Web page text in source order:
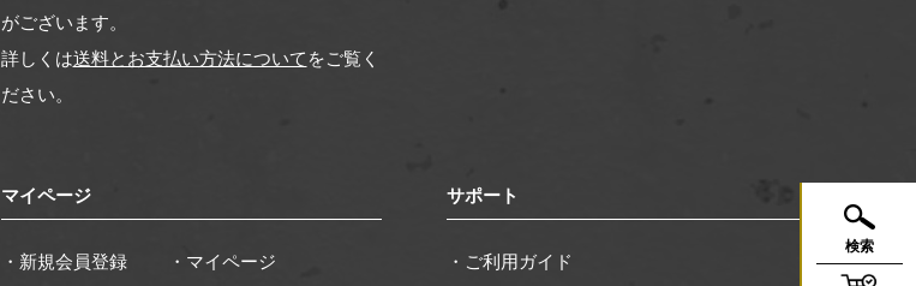
がございます。
詳しくは送料とお支払い方法について をご覧く
ださい。
マイページ
・新規会員登録
・マイページ
サポート
・ご利用ガイド
検索